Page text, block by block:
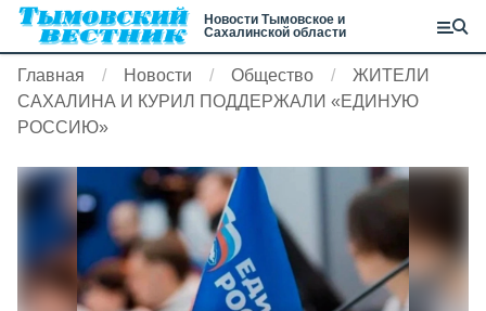
Новости Тымовское и
Сахалинской области
Главная Новости Общество
ЖИТЕЛИ
САХАЛИНА И КУРИЛ ПОДДЕРЖАЛИ «ЕДИНУЮ
РОССИЮ»